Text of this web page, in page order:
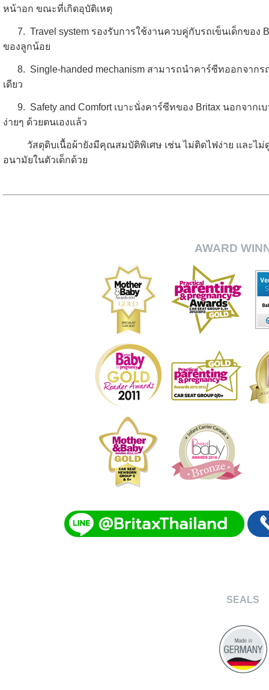
หน้าอก ขณะที่เกิดอุบัติเหตุ
7. Travel system รองรับการใช้งานควบคู่กับรถเข็นเด็กของ
ของลูกน้อย
8. Single-handed mechanism สามารถนำคาร์ซีทออกจากร
เดียว
9. Safety and Comfort เบาะนั่งคาร์ซีทของ Britax นอกจาก
ง่ายๆ ด้วยตนเองแล้ว
วัสดุดิบเนื้อผ้ายังมีคุณสมบัติพิเศษ เช่น ไม่ติดไฟง่าย และไม่
อนามัยในตัวเด็กด้วย
AWARD
SEALS